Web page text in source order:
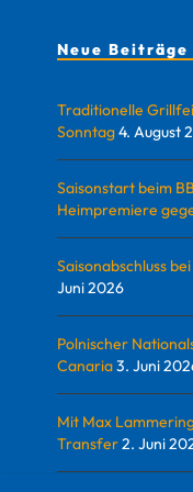
Neue Beiträge
Traditionelle
Sonntag4. August
Saisonstart beim
Heimpremiere
Saisonabschluss
Juni 2026
Polnischer
Canaria3. Juni
Mit Max
Transfer2. Juni